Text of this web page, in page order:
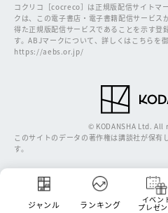
ジャンル ランキング イベン
プレゼ
コクリコ［cocreco］は正規版配信サイトマ
クは、この電子書店・電子書籍配信サービス
得た正規版配信サービスであることを示す
す。ABJマークについて、詳しくはこちらを御
https://aebs.or.jp/
© KODANSHA Ltd.
このサイトのデータの著作権は講談社が保有
す。